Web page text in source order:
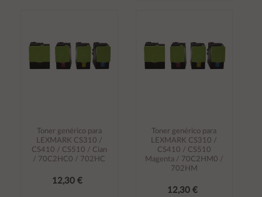
Toner genérico para
LEXMARK CS310 /
CS410 / CS510 / Cian
/ 70C2HC0 / 702HC
12,30 €
Toner genérico para
LEXMARK CS310 /
CS410 / CS510
Magenta / 70C2HM0 /
702HM
12,30 €